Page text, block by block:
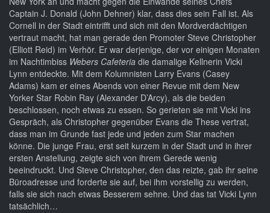
Captain J. Donald (John Dehner) klar, dass dies sein Fall ist. Als
Cornell in der Stadt eintrifft und sich mit den Mordverdächtigen
vertraut macht, hat man gerade den Promoter Steve Christopher
(Elliott Reid) im Verhör. Er war derjenige, der vor einigen Monaten
im Nachtimbiss Webers Cafeteria die damalige Kellnerin Vicki
Lynn entdeckte. Mit dem Kolumnisten Larry Evans (Casey
Adams) kam er eines Abends von einer Revue mit dem New
Yorker Star Robin Ray (Alexander D’Arcy), als die beiden
beschlossen, noch etwas zu essen. So gerieten sie mit Vicki ins
Gespräch, als Christopher gegenüber Evans die These vertrat,
dass man im Grunde fast jede und jeden zum Star machen
könne. Die junge Frau, erst seit kurzem in der Stadt und in ihrer
ersten Anstellung, zeigte sich von ihrem Gerede wenig
beeindruckt. Und Steve Christopher, den das reizte, gab ihr seine
Büroadresse und forderte sie auf, bei ihm vorstellig zu werden,
falls sie sich nach etwas Besserem sehne. Und das tat Vicki Lynn
tatsächlich…